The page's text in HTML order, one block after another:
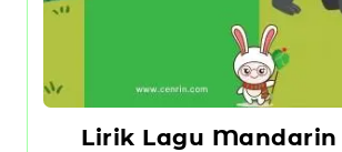
Lirik Lagu Mandarin Anak,